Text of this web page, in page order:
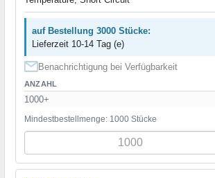
auf Bestellung 3000 Stücke:
Lieferzeit 10-14 Tag (e)
Benachrichtigung bei Verfügbarkeit
ANZAHL
1000+
Mindestbestellmenge: 1000 Stücke